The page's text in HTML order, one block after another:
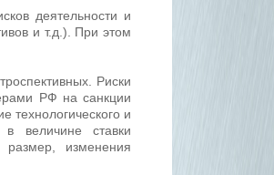
деятельности и
и т.д.). При этом
Риски
РФ на санкции
технологического и
величине ставки
изменения